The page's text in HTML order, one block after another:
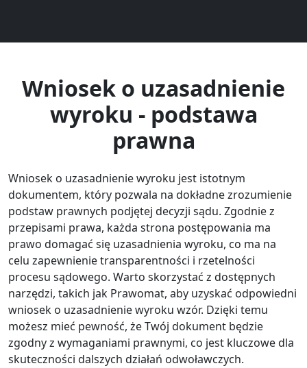
Wniosek o uzasadnienie
wyroku - podstawa
prawna
Wniosek o uzasadnienie wyroku jest istotnym
dokumentem, który pozwala na dokładne zrozumienie
podstaw prawnych podjętej decyzji sądu. Zgodnie z
przepisami prawa, każda strona postępowania ma
prawo domagać się uzasadnienia wyroku, co ma na
celu zapewnienie transparentności i rzetelności
procesu sądowego. Warto skorzystać z dostępnych
narzędzi, takich jak Prawomat, aby uzyskać odpowiedni
wniosek o uzasadnienie wyroku wzór. Dzięki temu
możesz mieć pewność, że Twój dokument będzie
zgodny z wymaganiami prawnymi, co jest kluczowe dla
skuteczności dalszych działań odwoławczych.